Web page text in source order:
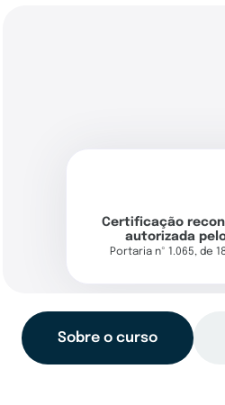
Certificação
autorizada pelo
Portaria nº 1.065, de
Sobre o curso